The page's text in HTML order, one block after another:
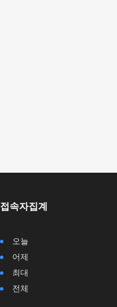
접속자집계
오늘
어제
최대
전체